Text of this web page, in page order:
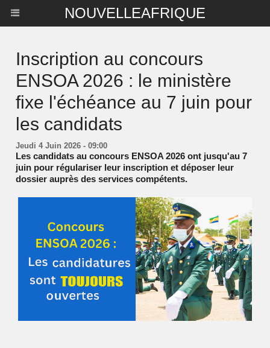
NOUVELLEAFRIQUE
Inscription au concours
ENSOA 2026 : le ministère
fixe l'échéance au 7 juin pour
les candidats
Jeudi 4 Juin 2026 - 09:00
Les candidats au concours ENSOA 2026 ont jusqu'au 7
juin pour régulariser leur inscription et déposer leur
dossier auprès des services compétents.